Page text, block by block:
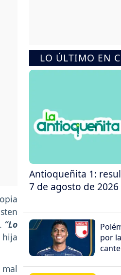
“Lo
hija
LO ÚLTIMO EN
Antioqueñita 1:
7 de agosto de 2026
por